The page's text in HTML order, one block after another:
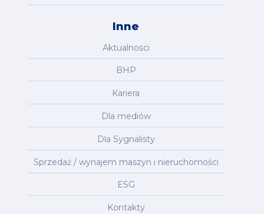
Inne
Aktualności
BHP
Kariera
Dla mediów
Dla Sygnalisty
Sprzedaż / wynajem maszyn i nieruchomości
ESG
Kontakty